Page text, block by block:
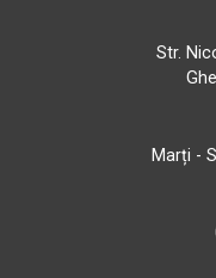
Str.
Marți -